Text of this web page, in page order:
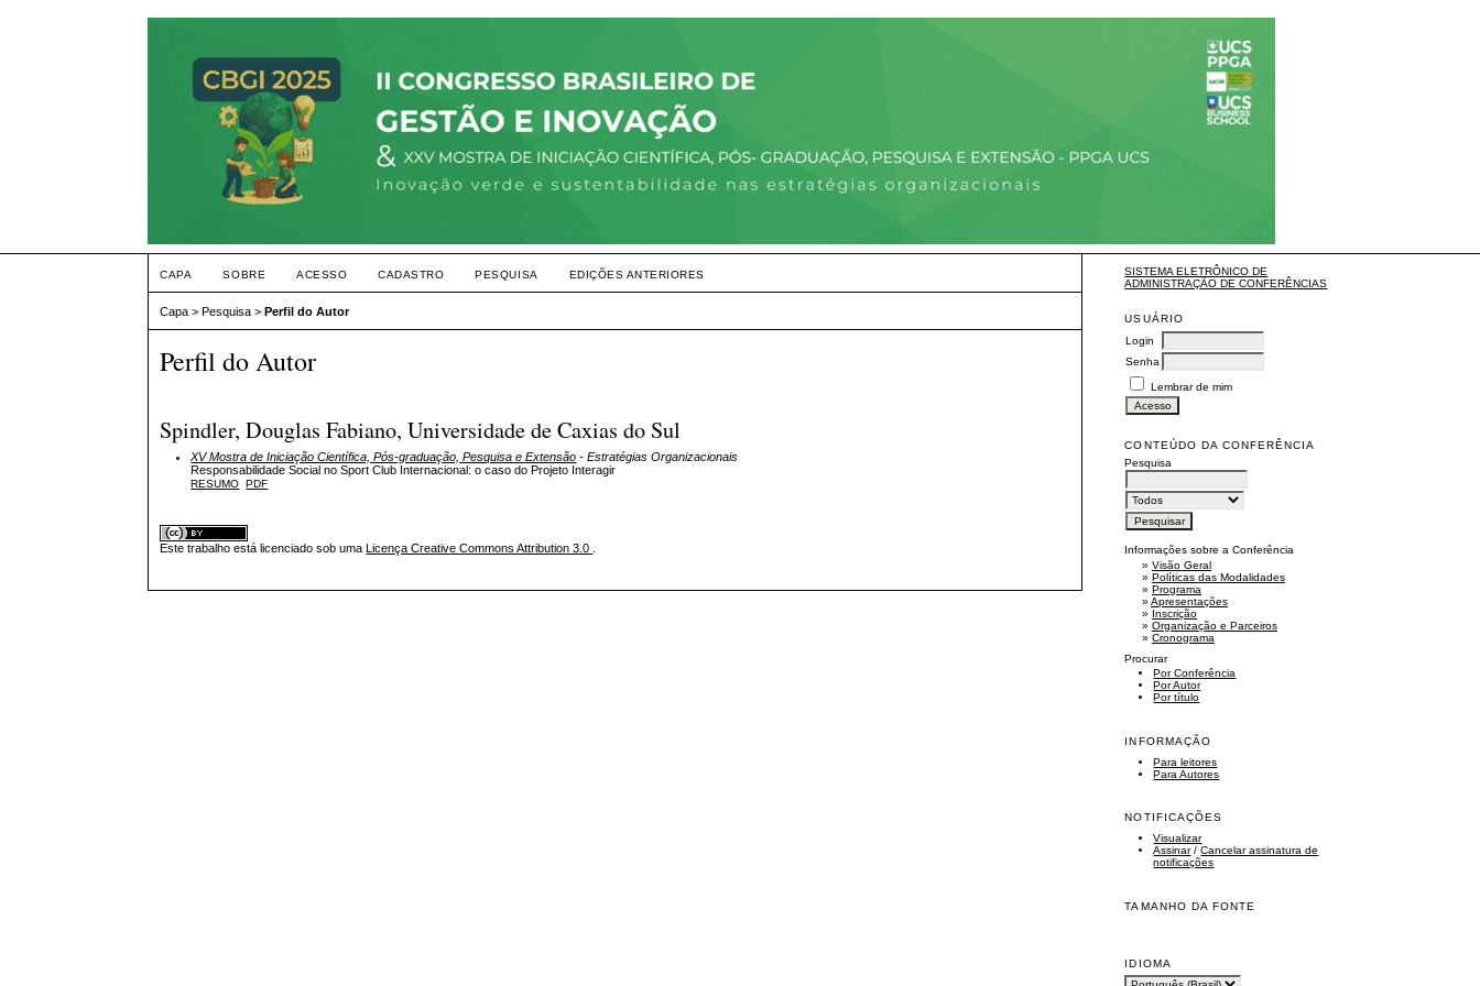
SISTEMA ELETRÔNICO DE
ADMINISTRAÇÃO DE CONFERÊNCIAS
USUÁRIO
Login
Senha
Lembrar de mim
CONTEÚDO DA CONFERÊNCIA
Pesquisa
Informações sobre a Conferência
»Visão Geral
»Políticas das Modalidades
»Programa
»Apresentações
» Inscrição
»Organização e Parceiros
»Cronograma
Procurar
Por Conferência
Por Autor
Por título
INFORMAÇÃO
Para leitores
Para Autores
NOTIFICAÇÕES
Visualizar
Assinar/Cancelar assinatura de
notificações
TAMANHO DA FONTE
IDIOMA
CAPA SOBRE ACESSO CADASTRO PESQUISA EDIÇÕES ANTERIORES
Capa >Pesquisa >Perfil do Autor
Perfil do Autor
Spindler, Douglas Fabiano, Universidade de Caxias do Sul
XV Mostra de Iniciação Científica, Pós-graduação, Pesquisa e Extensão - Estratégias Organizacionais
Responsabilidade Social no Sport Club Internacional: o caso do Projeto Interagir
RESUMO PDF
Este trabalho está licenciado sob uma Licença Creative Commons Attribution 3.0